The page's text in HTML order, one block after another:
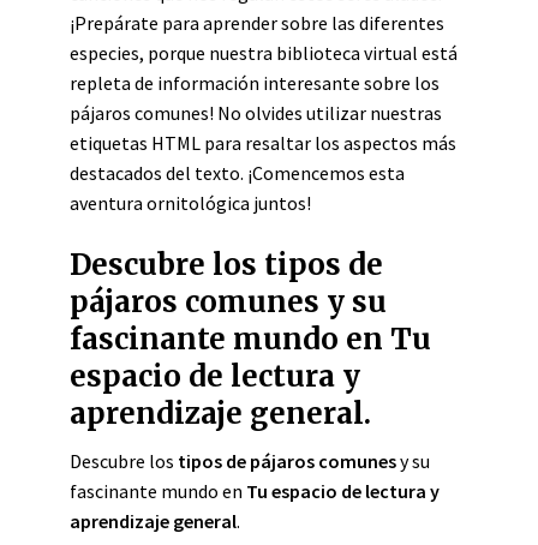
¡Prepárate para aprender sobre las diferentes
especies, porque nuestra biblioteca virtual está
repleta de información interesante sobre los
pájaros comunes! No olvides utilizar nuestras
etiquetas HTML para resaltar los aspectos más
destacados del texto. ¡Comencemos esta
aventura ornitológica juntos!
Descubre los tipos de
pájaros comunes y su
fascinante mundo en Tu
espacio de lectura y
aprendizaje general.
Descubre los tipos de pájaros comunesy su
fascinante mundo en Tu espacio de lectura y
aprendizaje general.